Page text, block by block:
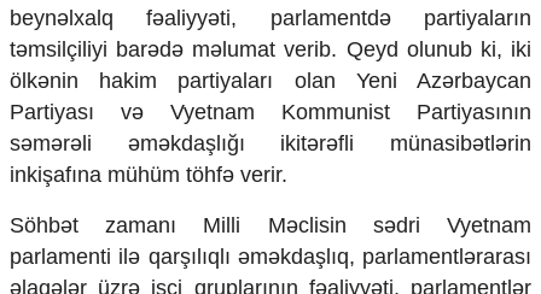
Əlaqə
Missiyamız
beynəlxalq fəaliyyəti, parlamentdə partiyaların
təmsilçiliyi barədə məlumat verib. Qeyd olunub ki, iki
ölkənin hakim partiyaları olan Yeni Azərbaycan
Partiyası və Vyetnam Kommunist Partiyasının
səmərəli əməkdaşlığı ikitərəfli münasibətlərin
inkişafına mühüm töhfə verir.
Söhbət zamanı Milli Məclisin sədri Vyetnam
parlamenti ilə qarşılıqlı əməkdaşlıq, parlamentlərarası
əlaqələr üzrə işçi qruplarının fəaliyyəti, parlamentlər